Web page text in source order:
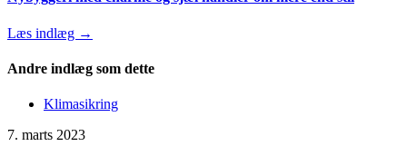
Læs indlæg →
Andre indlæg som dette
Klimasikring
7. marts 2023